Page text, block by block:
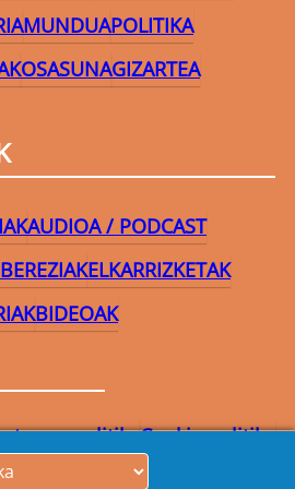
MUNDUAPOLITIKA
OSASUNAGIZARTEA
AUDIOA / PODCAST
ELKARRIZKETAK
BIDEOAK
politikaCookie politika